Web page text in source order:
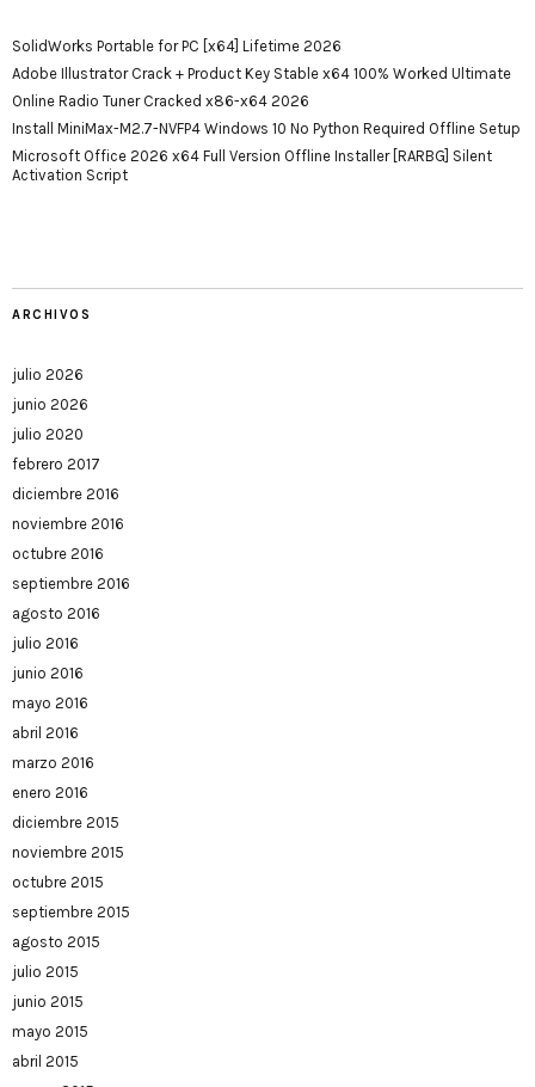
SolidWorks Portable for PC [x64] Lifetime 2026
Adobe Illustrator Crack + Product Key Stable x64 100% Worked Ultimate
Online Radio Tuner Cracked x86-x64 2026
Install MiniMax-M2.7-NVFP4 Windows 10 No Python Required Offline Setup
Microsoft Office 2026 x64 Full Version Offline Installer [RARBG] Silent
Activation Script
ARCHIVOS
julio 2026
junio 2026
julio 2020
febrero 2017
diciembre 2016
noviembre 2016
octubre 2016
septiembre 2016
agosto 2016
julio 2016
junio 2016
mayo 2016
abril 2016
marzo 2016
enero 2016
diciembre 2015
noviembre 2015
octubre 2015
septiembre 2015
agosto 2015
julio 2015
junio 2015
mayo 2015
abril 2015